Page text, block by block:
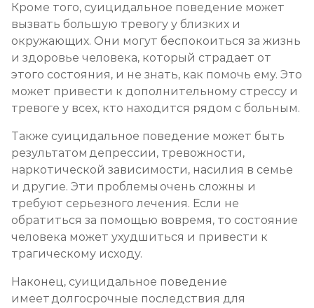
Кроме того, суицидальное поведение может
вызвать большую тревогу у близких и
окружающих. Они могут беспокоиться за жизнь
и здоровье человека, который страдает от
этого состояния, и не знать, как помочь ему. Это
может привести к дополнительному стрессу и
тревоге у всех, кто находится рядом с больным.
Также суицидальное поведение может быть
результатом депрессии, тревожности,
наркотической зависимости, насилия в семье
и другие. Эти проблемы очень сложны и
требуют серьезного лечения. Если не
обратиться за помощью вовремя, то состояние
человека может ухудшиться и привести к
трагическому исходу.
Наконец, суицидальное поведение
имеет долгосрочные последствия для